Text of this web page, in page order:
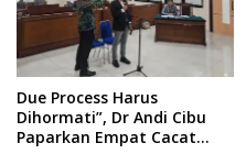
Due Process Harus
Dihormati”, Dr Andi Cibu
Paparkan Empat Cacat